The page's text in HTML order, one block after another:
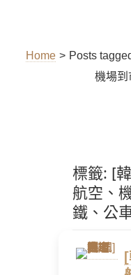
Home > Posts
機場到
標籤: [
航空、
鐵、公